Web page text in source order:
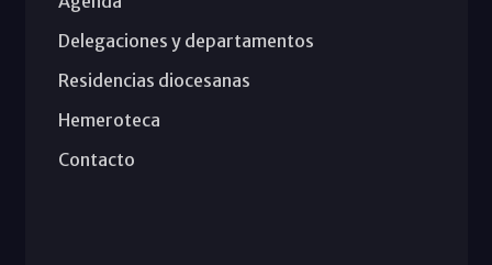
Delegaciones y departamentos
Residencias diocesanas
Hemeroteca
Contacto